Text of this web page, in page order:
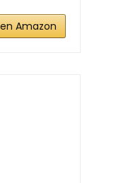
Amazon